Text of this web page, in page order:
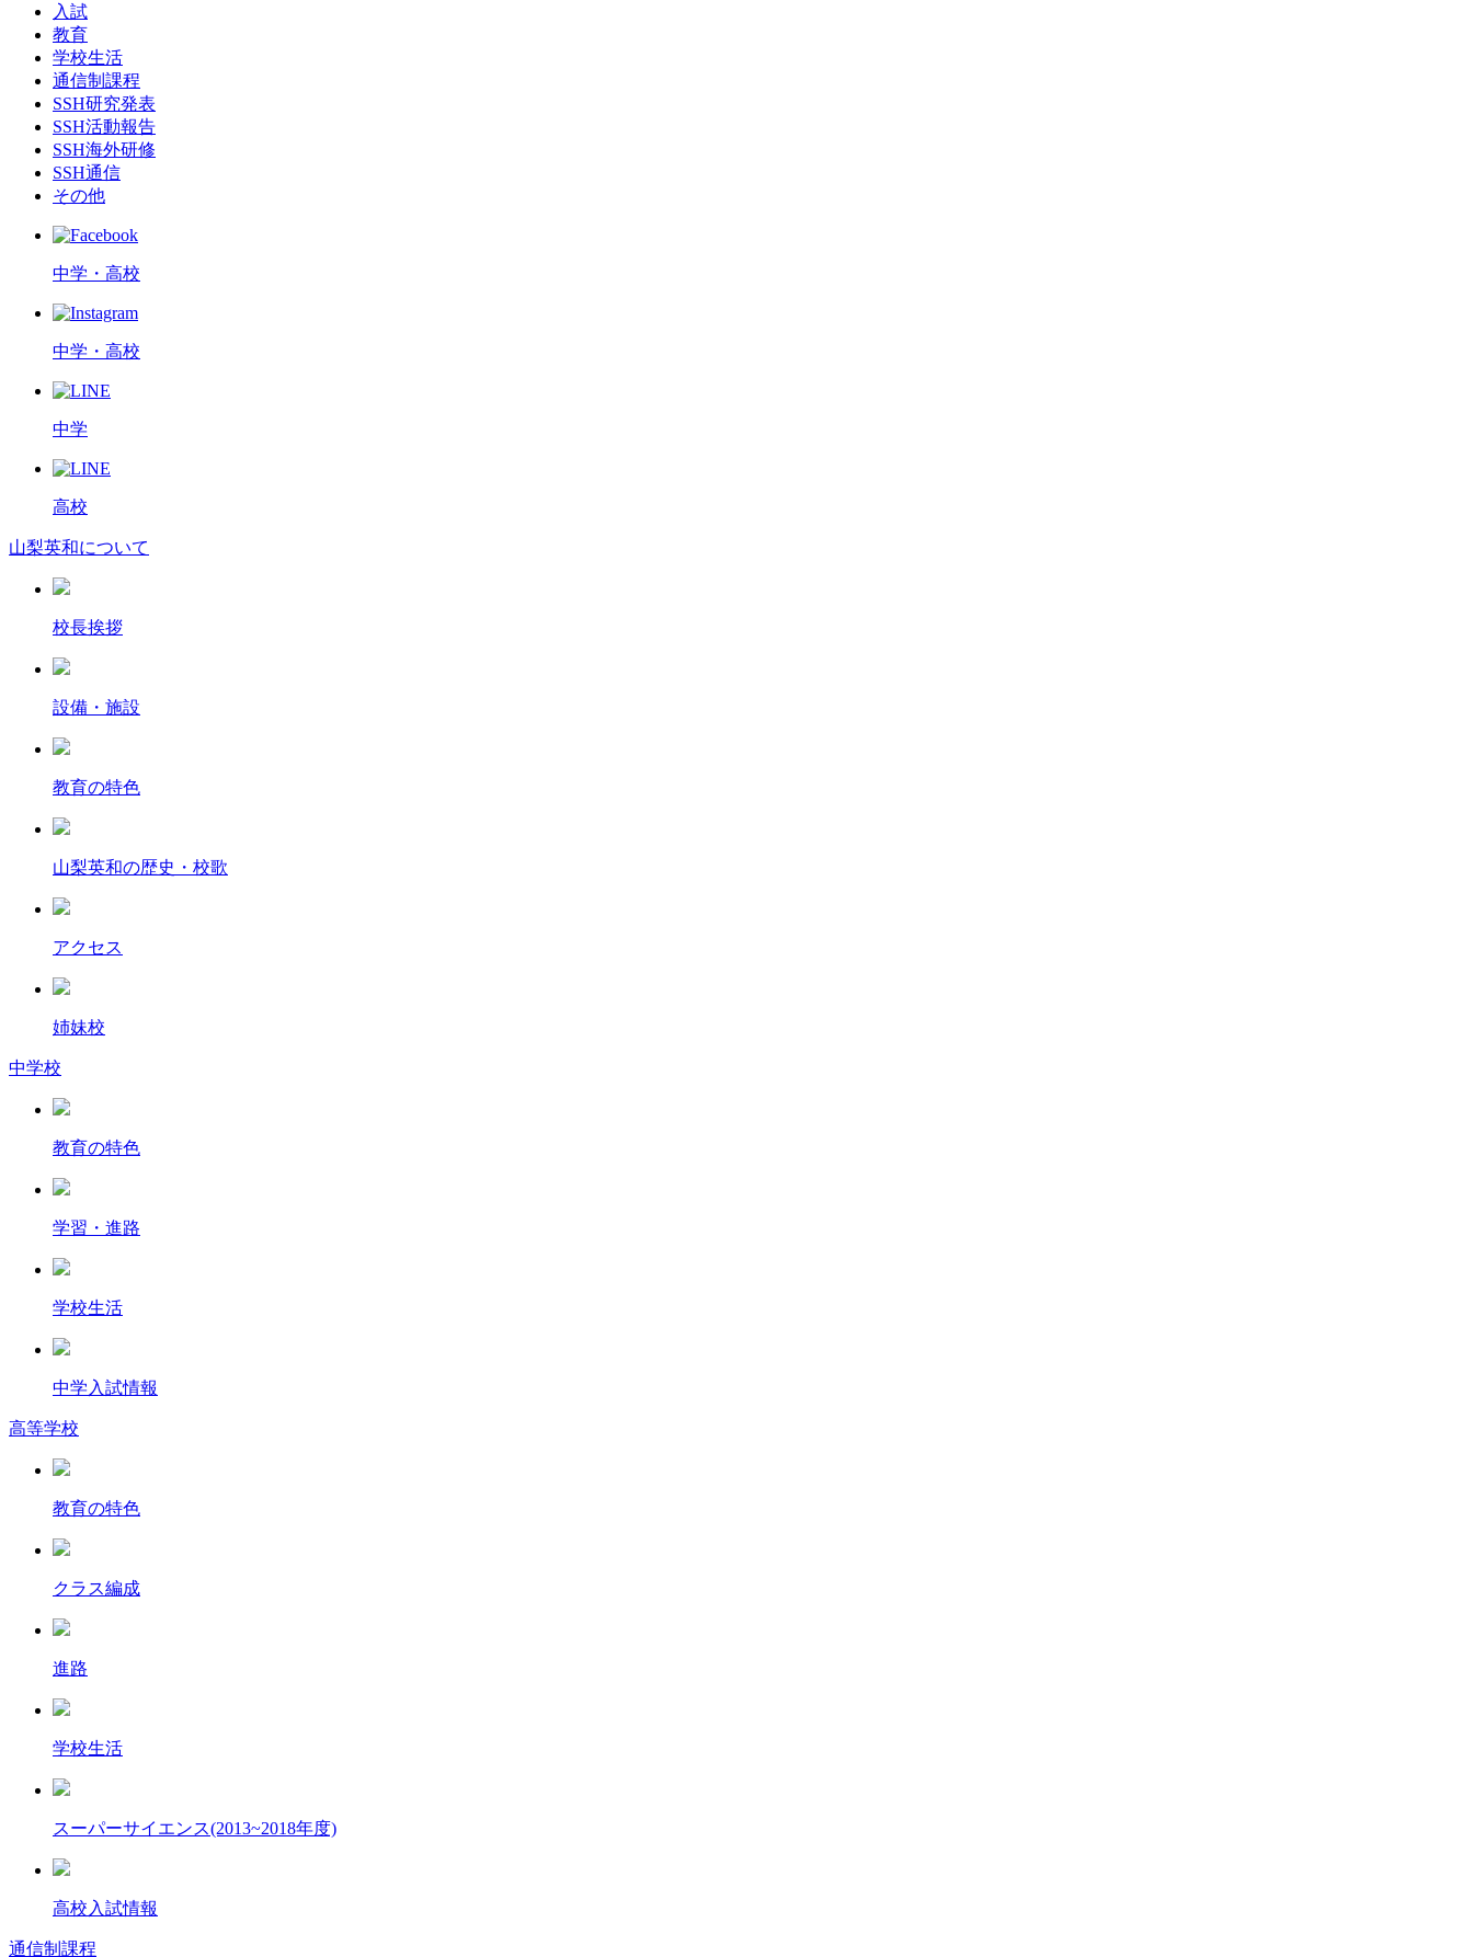
入試
教育
学校生活
通信制課程
SSH研究発表
SSH活動報告
SSH海外研修
SSH通信
その他
中学・高校
中学・高校
中学
高校
山梨英和について
校長挨拶
設備・施設
教育の特色
山梨英和の歴史・校歌
アクセス
姉妹校
中学校
教育の特色
学習・進路
学校生活
中学入試情報
高等学校
教育の特色
クラス編成
進路
学校生活
スーパーサイエンス(2013~2018年度)
高校入試情報
通信制課程